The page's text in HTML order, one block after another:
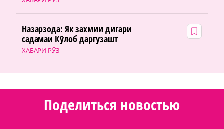
ХАБАРИ РӮЗ
Назарзода: Як захмии дигари
садамаи Кӯлоб даргузашт
Поделиться новостью